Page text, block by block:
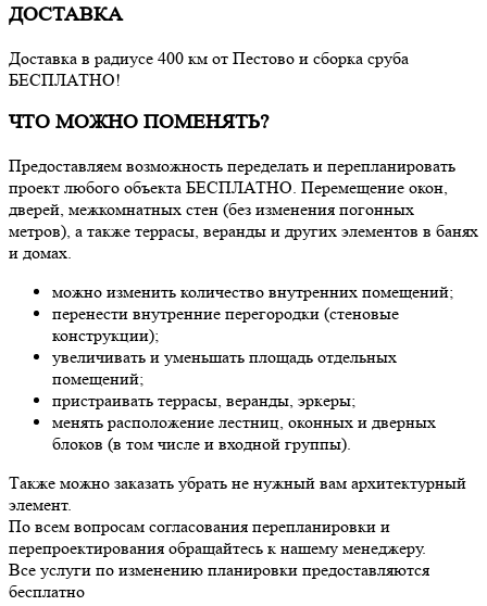
ДОСТАВКА
Доставка в радиусе 400 км от Пестово и сборка сруба
БЕСПЛАТНО!
ЧТО МОЖНО ПОМЕНЯТЬ?
Предоставляем возможность переделать и перепланировать
проект любого объекта БЕСПЛАТНО. Перемещение окон,
дверей, межкомнатных стен (без изменения погонных
метров), а также террасы, веранды и других элементов в банях
и домах.
можно изменить количество внутренних помещений;
перенести внутренние перегородки (стеновые
конструкции);
увеличивать и уменьшать площадь отдельных
помещений;
пристраивать террасы, веранды, эркеры;
менять расположение лестниц, оконных и дверных
блоков (в том числе и входной группы).
Также можно заказать убрать не нужный вам архитектурный
элемент.
По всем вопросам согласования перепланировки и
перепроектирования обращайтесь к нашему менеджеру.
Все услуги по изменению планировки предоставляются
бесплатно